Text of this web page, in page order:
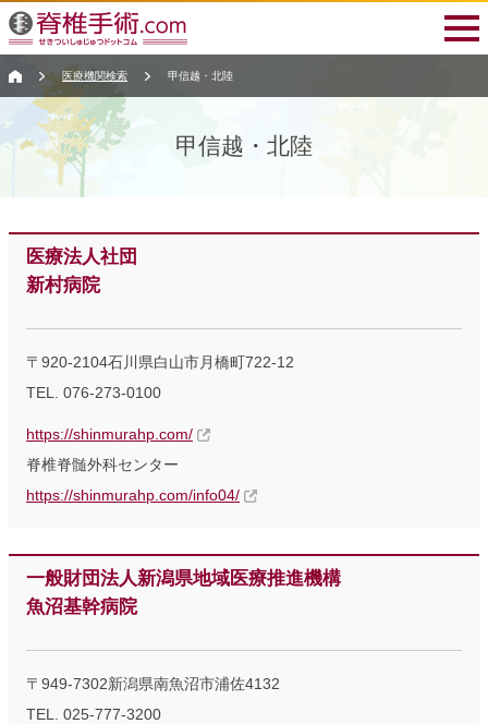
医療機関検索 甲信越・北陸
甲信越・北陸
医療法人社団
新村病院
〒920-2104石川県白山市月橋町722-12
TEL. 076-273-0100
https://shinmurahp.com/
脊椎脊髄外科センター
https://shinmurahp.com/info04/
一般財団法人新潟県地域医療推進機構
魚沼基幹病院
〒949-7302新潟県南魚沼市浦佐4132
TEL. 025-777-3200